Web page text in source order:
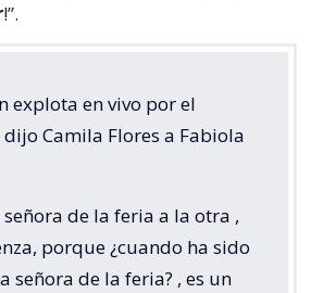
!”.
explota en vivo por el
Camila Flores a Fabiola
de la feria a la otra ,
porque ¿cuando ha sido
señora de la feria? , es un